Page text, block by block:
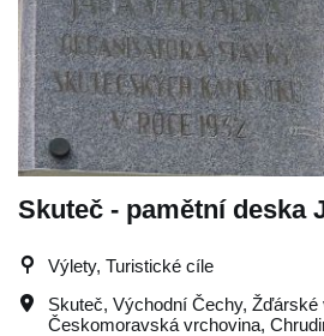
Skuteč - pamětní deska
Výlety, Turistické cíle
Skuteč, Východní Čechy, Žďárské
Českomoravská vrchovina,